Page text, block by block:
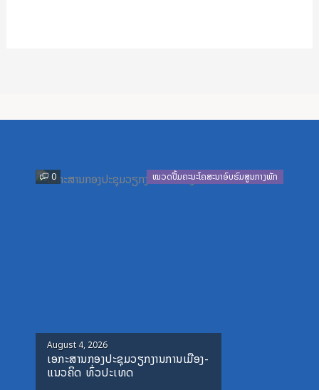
0 ໝວດປື້ມຄະນະໂຄສະນາອົບຮົມສູນກາງພັກ
Posted
on
August 4, 2026
ເອກະສານກອງປະຊຸມວຽກງານການເມືອງ-
ແນວຄິດ ທົ່ວປະເທດ
Previous
Next